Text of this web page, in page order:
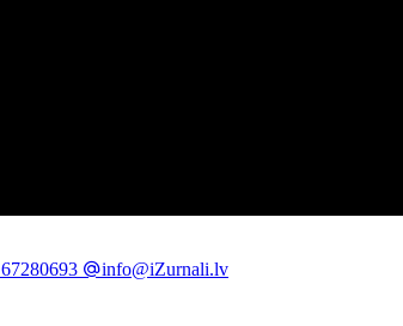
67280693
info@iZurnali.lv